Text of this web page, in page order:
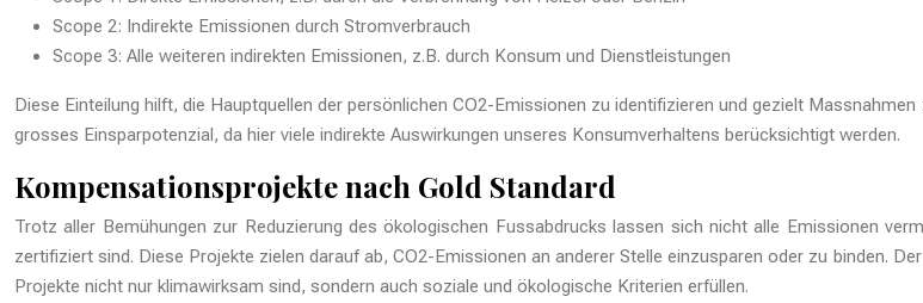
Scope 2: Indirekte Emissionen durch Stromverbrauch
Scope 3: Alle weiteren indirekten Emissionen, z.B. durch Konsum und Dienstleistungen
Diese Einteilung hilft, die Hauptquellen der persönlichen CO2-Emissionen zu identifizieren und gezielt
grosses Einsparpotenzial, da hier viele indirekte Auswirkungen unseres Konsumverhaltens berücksichtigt werden.
Kompensationsprojekte nach Gold Standard
Trotz aller Bemühungen zur Reduzierung des ökologischen Fussabdrucks lassen sich nicht alle Emissionen
zertifiziert sind. Diese Projekte zielen darauf ab, CO2-Emissionen an anderer Stelle einzusparen oder zu binden.
Projekte nicht nur klimawirksam sind, sondern auch soziale und ökologische Kriterien erfüllen.